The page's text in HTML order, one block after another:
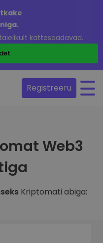
kättesaadavad.
Registreeru
Web3
Kriptomati abiga: